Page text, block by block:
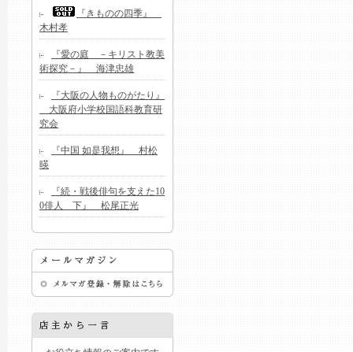
『きものの四季』
木村孝
『愛の庭 －キリスト教美
術探究－』 海津忠雄
『大阪の人物ものがたり』
大阪府小学校国語科教育研
究会
『中国 如是我想』 村松
暎
『続・戦後俳句を支えた10
0俳人 下』 松尾正光